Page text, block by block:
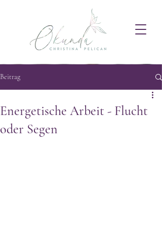
Beitrag
Energetische Arbeit - Flucht
oder Segen